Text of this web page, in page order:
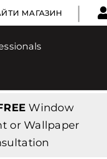
МАГАЗИН |
Window
or Wallpaper